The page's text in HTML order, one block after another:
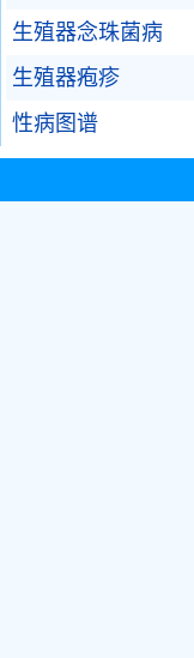
生殖器念珠菌病
生殖器疱疹
性病图谱